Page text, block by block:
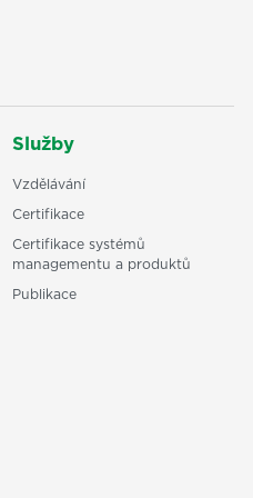
Služby
Vzdělávání
Certifikace
Certifikace systémů
managementu a produktů
Publikace